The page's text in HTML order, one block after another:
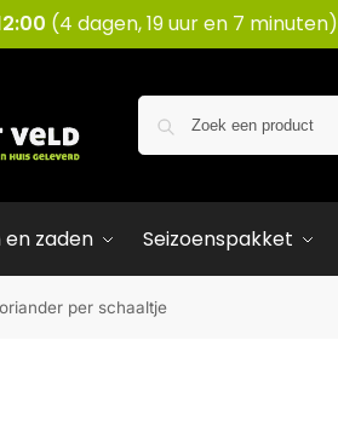
(4 dagen, 19 uur en 7 minuten)
en zaden Seizoenspakket
per schaaltje